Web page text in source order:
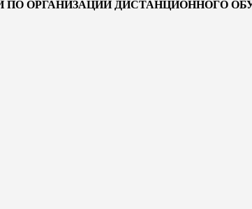
ПО ОРГАНИЗАЦИИ ДИСТАНЦИОННОГО